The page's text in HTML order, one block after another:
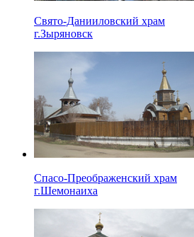
Свято-Данииловский храм
г.Зыряновск
Спасо-Преображенский храм
г.Шемонаиха